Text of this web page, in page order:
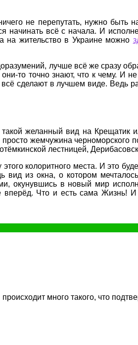
не перепутать, нужно
начинать всё с начала. И
на жительство в Украине можно
лучше всё же сразу
то точно знают, что к чему. И
сделают в лучшем виде. Ведь
желанный вид на
жемчужина
лестницей,
колоритного места. И это
вид из окна, о котором
окунувшись в новый мир
Что и есть сама Жизнь!
много такого, что